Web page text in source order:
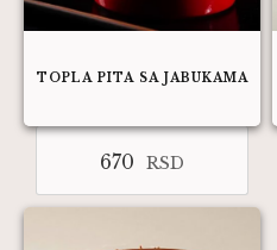
TOPLA PITA SA JABUKAMA
670 RSD